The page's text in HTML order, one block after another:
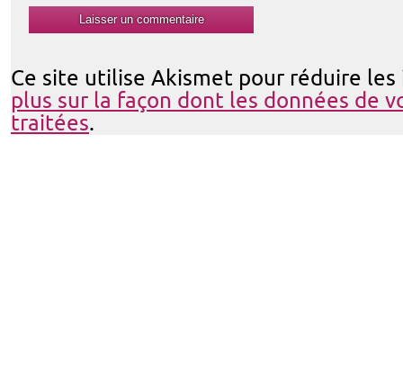
Ce site utilise Akismet pour réduire
plus sur la façon dont les données de
traitées.